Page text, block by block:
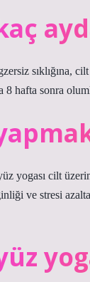
sıklığına,
8 hafta sonra
yogası cilt
ve stresi